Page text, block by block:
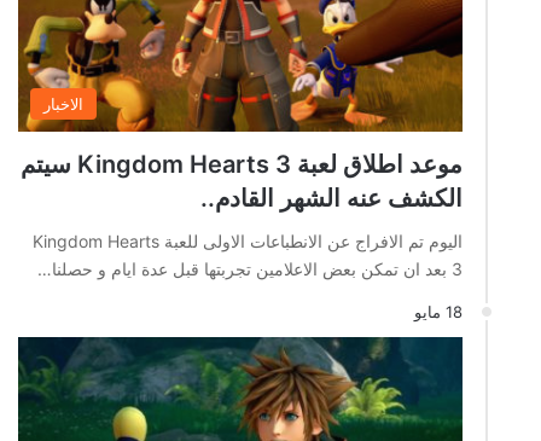
الاخبار
موعد اطلاق لعبة Kingdom Hearts 3 سيتم
الكشف عنه الشهر القادم..
اليوم تم الافراج عن الانطباعات الاولى للعبة Kingdom Hearts
3 بعد ان تمكن بعض الاعلامين تجربتها قبل عدة ايام و حصلنا…
18 مايو